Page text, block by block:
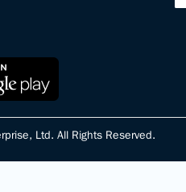
Ltd. All Rights Reserved.